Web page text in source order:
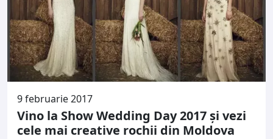
9 februarie 2017
Vino la Show Wedding Day 2017 şi vezi
cele mai creative rochii din Moldova